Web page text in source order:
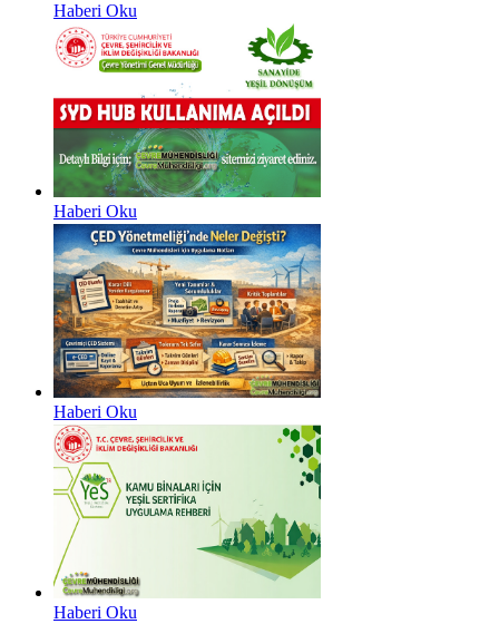
Haberi Oku
Haberi Oku
Haberi Oku
Haberi Oku